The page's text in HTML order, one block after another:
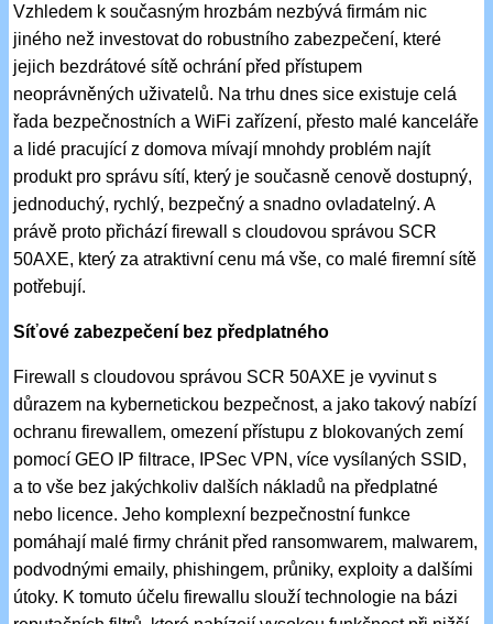
Vzhledem k současným hrozbám nezbývá firmám nic
jiného než investovat do robustního zabezpečení, které
jejich bezdrátové sítě ochrání před přístupem
neoprávněných uživatelů. Na trhu dnes sice existuje celá
řada bezpečnostních a WiFi zařízení, přesto malé kanceláře
a lidé pracující z domova mívají mnohdy problém najít
produkt pro správu sítí, který je současně cenově dostupný,
jednoduchý, rychlý, bezpečný a snadno ovladatelný. A
právě proto přichází firewall s cloudovou správou SCR
50AXE, který za atraktivní cenu má vše, co malé firemní sítě
potřebují.
Síťové zabezpečení bez předplatného
Firewall s cloudovou správou SCR 50AXE je vyvinut s
důrazem na kybernetickou bezpečnost, a jako takový nabízí
ochranu firewallem, omezení přístupu z blokovaných zemí
pomocí GEO IP filtrace, IPSec VPN, více vysílaných SSID,
a to vše bez jakýchkoliv dalších nákladů na předplatné
nebo licence. Jeho komplexní bezpečnostní funkce
pomáhají malé firmy chránit před ransomwarem, malwarem,
podvodnými emaily, phishingem, průniky, exploity a dalšími
útoky. K tomuto účelu firewallu slouží technologie na bázi